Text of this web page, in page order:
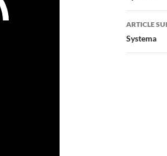
ARTICLE
Systema